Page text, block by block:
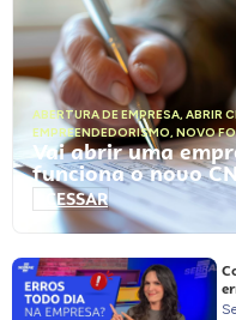
ABERTURA DE EMPRESA, ABRIR
EMPREENDEDORISMO, NOVO
Vai abrir uma
funciona o novo
ACESSAR